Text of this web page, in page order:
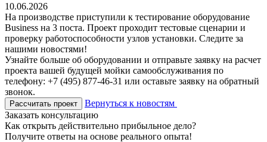
10.06.2026
На производстве приступили к тестирование оборудование
Business на 3 поста. Проект проходит тестовые сценарии и
проверку работоспособности узлов установки. Следите за
нашими новостями!
Узнайте больше об оборудовании и отправьте заявку на расчет
проекта вашей будущей мойки самообслуживания по
телефону: +7 (495) 877-46-31 или оставьте заявку на обратный
звонок.
Рассчитать проект
Вернуться к новостям
Заказать консультацию
Как открыть действительно прибыльное дело?
Получите ответы на основе реального опыта!